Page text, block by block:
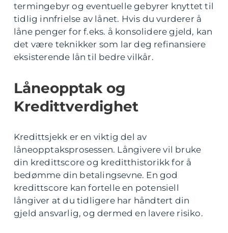
termingebyr og eventuelle gebyrer knyttet til
tidlig innfrielse av lånet. Hvis du vurderer å
låne penger for f.eks. å konsolidere gjeld, kan
det være teknikker som lar deg refinansiere
eksisterende lån til bedre vilkår.
Låneopptak og
Kredittverdighet
Kredittsjekk er en viktig del av
låneopptaksprosessen. Långivere vil bruke
din kredittscore og kreditthistorikk for å
bedømme din betalingsevne. En god
kredittscore kan fortelle en potensiell
långiver at du tidligere har håndtert din
gjeld ansvarlig, og dermed en lavere risiko.